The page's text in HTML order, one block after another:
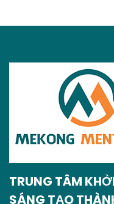
TRUNG TÂM
SÁNG TẠO